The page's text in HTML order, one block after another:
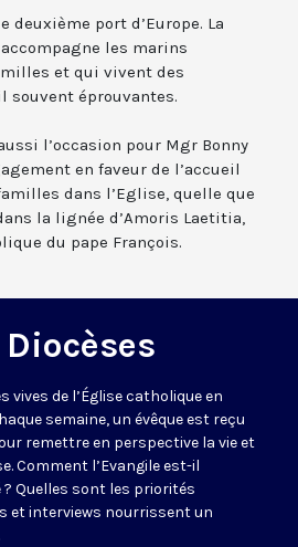
deuxième port d’Europe. La
les marins
et qui vivent des
souvent éprouvantes.
l’occasion pour Mgr Bonny
en faveur de l’accueil
dans l’Eglise, quelle que
la lignée d’Amoris Laetitia,
du pape François.
vives de l’Église catholique en
semaine, un évêque est reçu
remettre en perspective la vie et
Comment l’Evangile est-il
Quelles sont les priorités
et interviews nourrissent un